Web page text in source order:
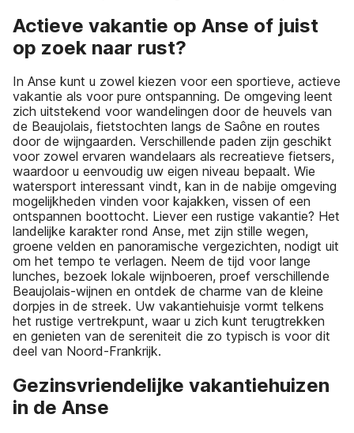
Actieve vakantie op Anse of juist
op zoek naar rust?
In Anse kunt u zowel kiezen voor een sportieve, actieve
vakantie als voor pure ontspanning. De omgeving leent
zich uitstekend voor wandelingen door de heuvels van
de Beaujolais, fietstochten langs de Saône en routes
door de wijngaarden. Verschillende paden zijn geschikt
voor zowel ervaren wandelaars als recreatieve fietsers,
waardoor u eenvoudig uw eigen niveau bepaalt. Wie
watersport interessant vindt, kan in de nabije omgeving
mogelijkheden vinden voor kajakken, vissen of een
ontspannen boottocht. Liever een rustige vakantie? Het
landelijke karakter rond Anse, met zijn stille wegen,
groene velden en panoramische vergezichten, nodigt uit
om het tempo te verlagen. Neem de tijd voor lange
lunches, bezoek lokale wijnboeren, proef verschillende
Beaujolais-wijnen en ontdek de charme van de kleine
dorpjes in de streek. Uw vakantiehuisje vormt telkens
het rustige vertrekpunt, waar u zich kunt terugtrekken
en genieten van de sereniteit die zo typisch is voor dit
deel van Noord-Frankrijk.
Gezinsvriendelijke vakantiehuizen
in de Anse